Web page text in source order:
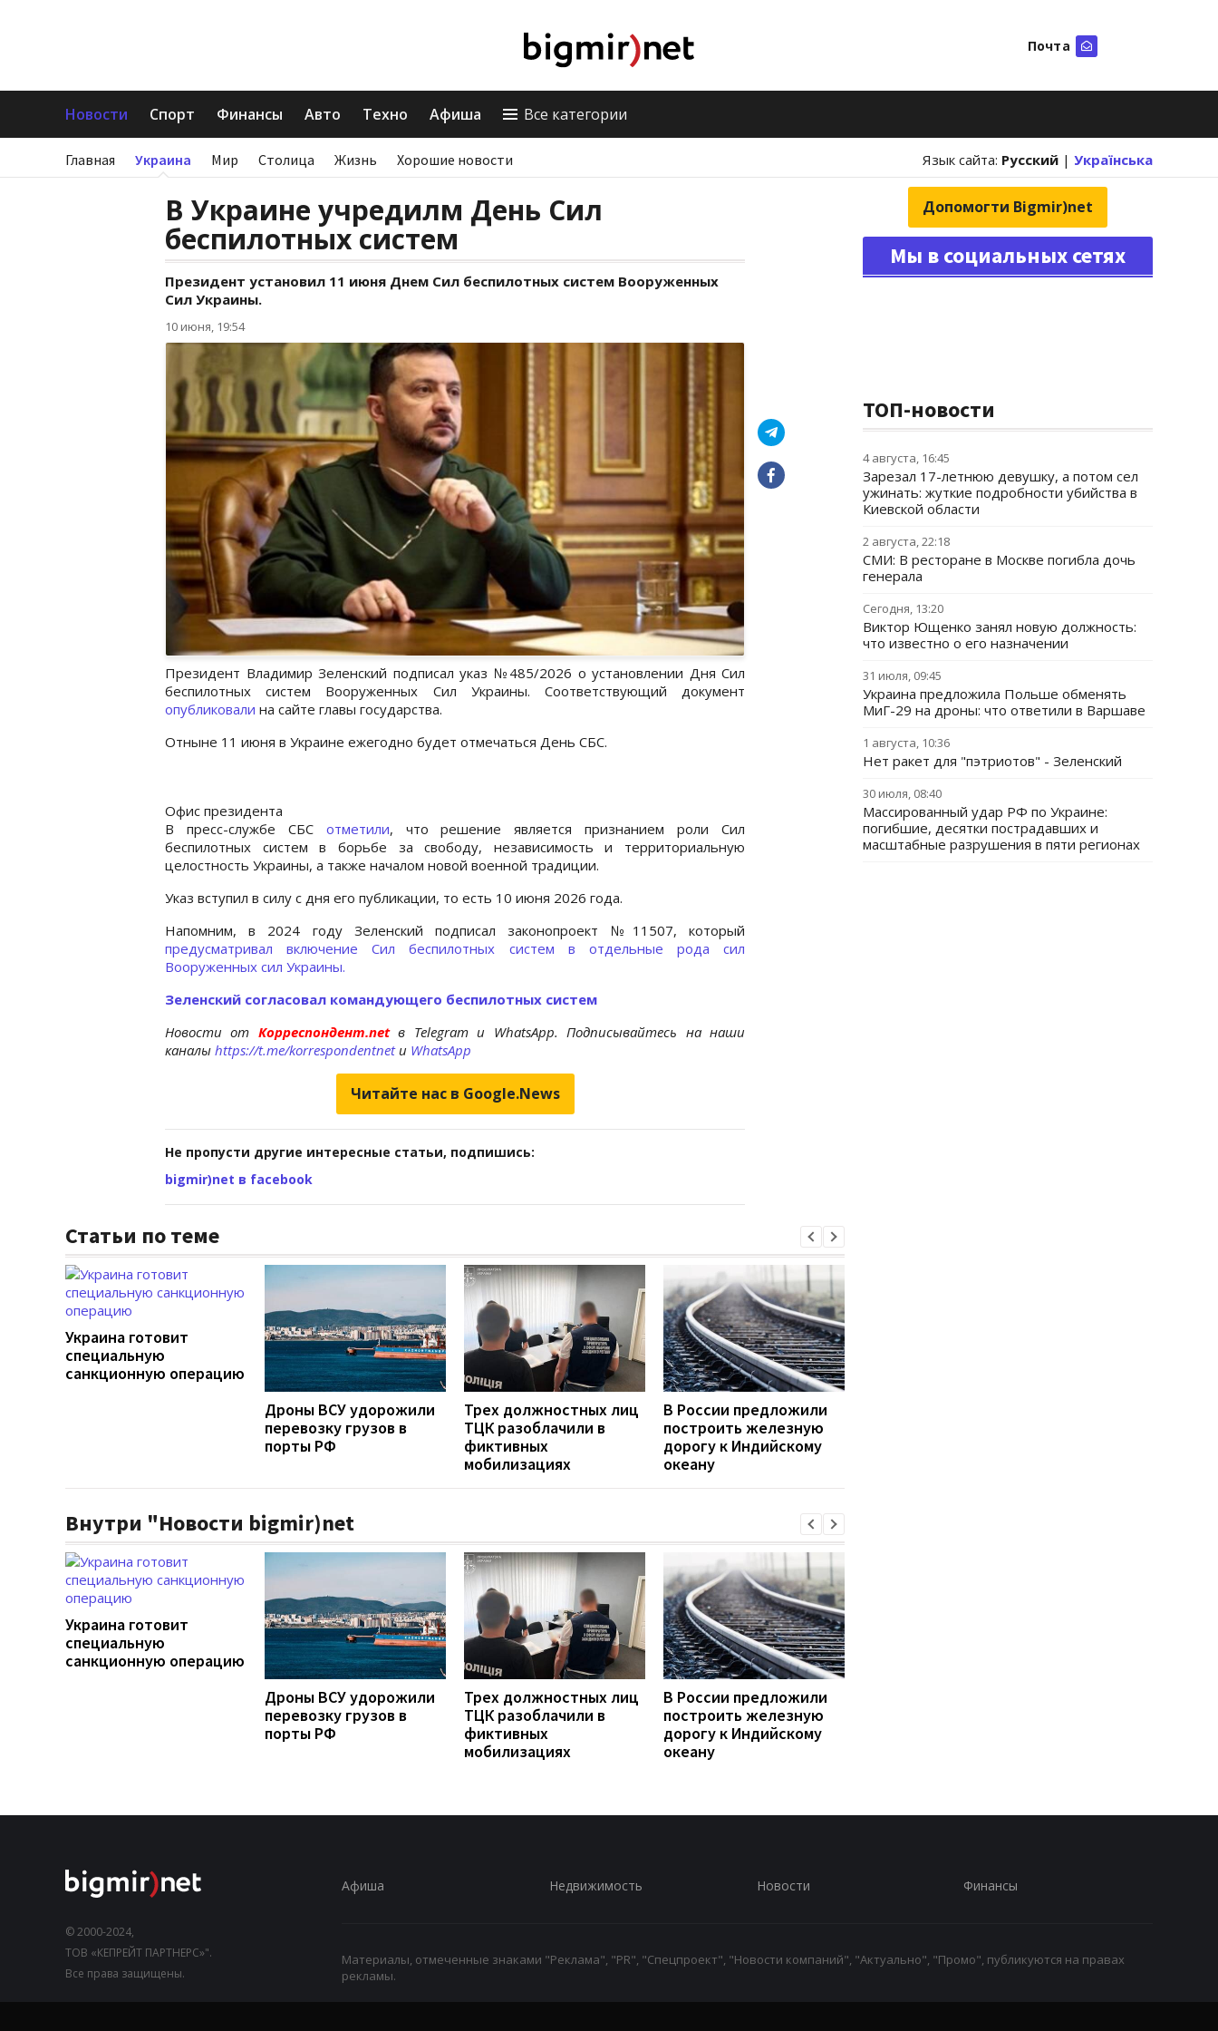
Почта
Новости Спорт Финансы Авто Техно Афиша Все категории
Главная Украина Мир Столица Жизнь Хорошие новости Язык сайта: Русский | Українська
В Украине учредилм День Сил
беспилотных систем
Президент установил 11 июня Днем Сил беспилотных систем Вооруженных
Сил Украины.
10 июня, 19:54
Президент Владимир Зеленский подписал указ №485/2026 о установлении Дня Сил
беспилотных систем Вооруженных Сил Украины. Соответствующий документ
опубликовали на сайте главы государства.
Отныне 11 июня в Украине ежегодно будет отмечаться День СБС.
Офис президента
В пресс-службе СБС отметили, что решение является признанием роли Сил
беспилотных систем в борьбе за свободу, независимость и территориальную
целостность Украины, а также началом новой военной традиции.
Указ вступил в силу с дня его публикации, то есть 10 июня 2026 года.
Напомним, в 2024 году Зеленский подписал законопроект №11507, который
предусматривал включение Сил беспилотных систем в отдельные рода сил
Вооруженных сил Украины.
Зеленский согласовал командующего беспилотных систем
Новости от Корреспондент.netв Telegram и WhatsApp. Подписывайтесь на наши
каналы https://t.me/korrespondentnetи WhatsApp
Читайте нас в Google.News
Не пропусти другие интересные статьи, подпишись:
bigmir)net в facebook
Статьи по теме
Украина готовит
специальную
санкционную операцию
Дроны ВСУ удорожили
перевозку грузов в
порты РФ
Трех должностных лиц
ТЦК разоблачили в
фиктивных
мобилизациях
В России предложили
построить железную
дорогу к Индийскому
океану
Внутри "Новости bigmir)net
Украина готовит
специальную
санкционную операцию
Дроны ВСУ удорожили
перевозку грузов в
порты РФ
Трех должностных лиц
ТЦК разоблачили в
фиктивных
мобилизациях
В России предложили
построить железную
дорогу к Индийскому
океану
Допомогти Bigmir)net
Мы в социальных сетях
ТОП-новости
4 августа, 16:45
Зарезал 17-летнюю девушку, а потом сел
ужинать: жуткие подробности убийства в
Киевской области
2 августа, 22:18
СМИ: В ресторане в Москве погибла дочь
генерала
Сегодня, 13:20
Виктор Ющенко занял новую должность:
что известно о его назначении
31 июля, 09:45
Украина предложила Польше обменять
МиГ-29 на дроны: что ответили в Варшаве
1 августа, 10:36
Нет ракет для "пэтриотов" - Зеленский
30 июля, 08:40
Массированный удар РФ по Украине:
погибшие, десятки пострадавших и
масштабные разрушения в пяти регионах
© 2000-2024,
ТОВ «КЕПРЕЙТ ПАРТНЕРС»".
Все права защищены.
Афиша Недвижимость Новости Финансы
Материалы, отмеченные знаками "Реклама", "PR", "Спецпроект", "Новости компаний", "Актуально", "Промо", публикуются на правах
рекламы.